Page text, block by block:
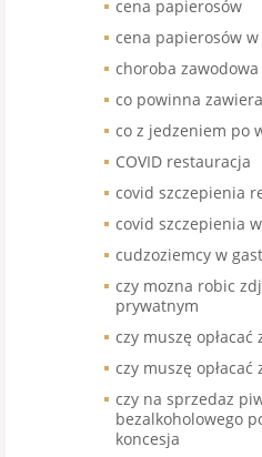
cena papierosów
cena papierosów
choroba
co powinna
co z jedzeniem po
COVID restauracja
covid szczepienia
covid szczepienia
cudzoziemcy w
czy mozna robic
prywatnym
czy muszę opłacać
czy muszę opłacać
czy na sprzedaz
bezalkoholowego
koncesja